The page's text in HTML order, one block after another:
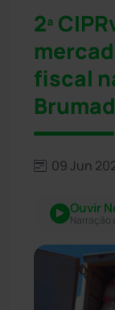
2ª
fiscal
09 Jun
Ouvir
Narração